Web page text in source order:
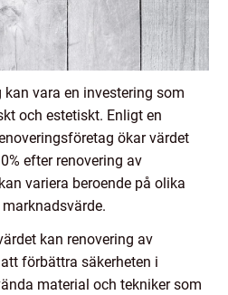
vara en investering som
och estetiskt. Enligt en
ökar värdet
efter renovering av
variera beroende på olika
kan renovering av
förbättra säkerheten i
material och tekniker som